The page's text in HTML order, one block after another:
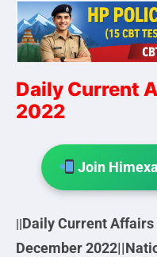
Daily Current
2022
Join
||Daily Current Affairs
December2022||